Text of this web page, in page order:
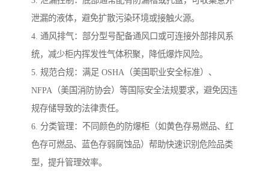
泄漏的液体，避免扩散污染环境或接触火源。
4. 通风排气：部分型号配备通风口或可连接外部排风系
统，减少柜内挥发性气体积聚，降低爆炸风险。
5. 规范合规：满足 OSHA（美国职业安全标准）、
NFPA（美国消防协会）等国际安全法规要求，避免因违
规存储导致的法律责任。
6. 分类管理：不同颜色的防爆柜（如黄色存易燃品、红
色存可燃品、蓝色存弱腐蚀品）帮助快速识别危险品类
型，提升管理效率。